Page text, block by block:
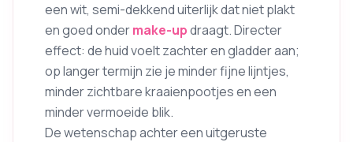
een wit, semi-dekkend uiterlijk dat niet plakt
en goed ondermake-updraagt. Directer
effect: de huid voelt zachter en gladder aan;
op langer termijn zie je minder fijne lijntjes,
minder zichtbare kraaienpootjes en een
minder vermoeide blik.
De wetenschap achter een uitgeruste